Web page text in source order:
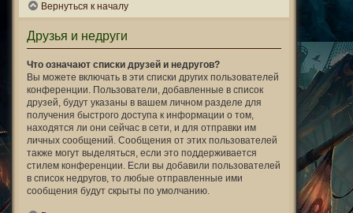
Вернуться к началу
Друзья и недруги
Что означают списки друзей и недругов?
Вы можете включать в эти списки других пользователей
конференции. Пользователи, добавленные в список
друзей, будут указаны в вашем личном разделе для
получения быстрого доступа к информации о том,
находятся ли они сейчас в сети, и для отправки им
личных сообщений. Сообщения от этих пользователей
также могут выделяться, если это поддерживается
стилем конференции. Если вы добавили пользователей
в список недругов, то любые отправленные ими
сообщения будут скрыты по умолчанию.